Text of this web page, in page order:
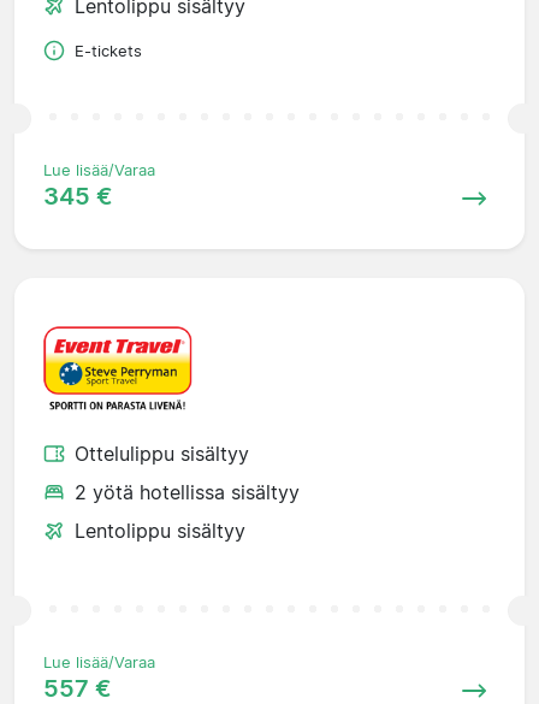
Lentolippu sisältyy
E-tickets
Lue lisää/Varaa
345 €
Ottelulippu sisältyy
2 yötä hotellissa sisältyy
Lentolippu sisältyy
Lue lisää/Varaa
557 €